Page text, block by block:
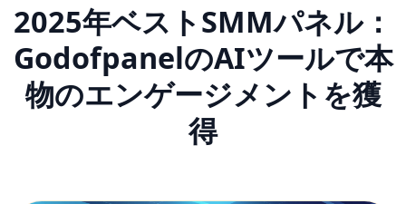
2025年ベストSMMパネル：
GodofpanelのAIツールで本
物のエンゲージメントを獲
得